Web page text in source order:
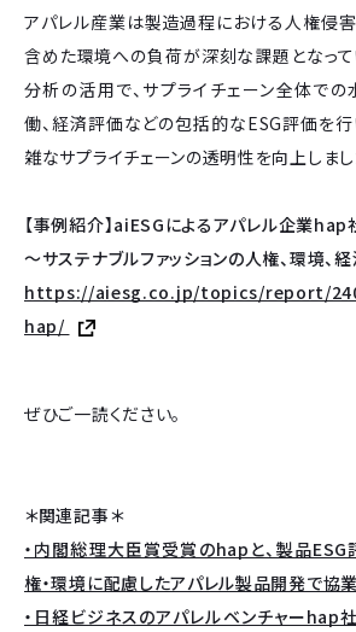
アパレル産業は製造過程における人権侵
含めた環境への負荷が深刻な課題となって
分析の活用で、サプライチェーン全体での
働、経済評価などの包括的なESG評価を行
雑なサプライチェーンの透明性を向上しまし
【事例紹介】aiESGによるアパレル企業
〜サステナブルファッションの人権、環境、
https://aiesg.co.jp/topics/report/
hap/
ぜひご一読ください。
＊関連記事＊
・内閣総理大臣賞受賞のhapと、製品ESG
権・環境に配慮したアパレル製品開発で協業
・日経ビジネスのアパレルベンチャーhap